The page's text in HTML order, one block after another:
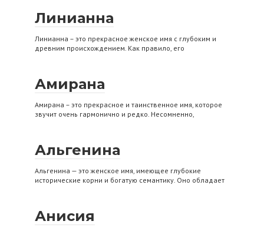
Линианна
Линианна – это прекрасное женское имя с глубоким и
древним происхождением. Как правило, его
Амирана
Амирана – это прекрасное и таинственное имя, которое
звучит очень гармонично и редко. Несомненно,
Альгенина
Альгенина — это женское имя, имеющее глубокие
исторические корни и богатую семантику. Оно обладает
Анисия